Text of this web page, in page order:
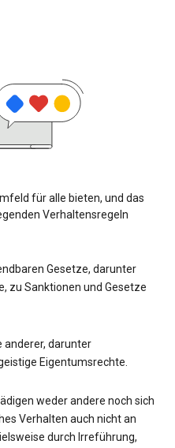
für alle bieten, und das
Verhaltensregeln
Gesetze, darunter
zu Sanktionen und Gesetze
anderer, darunter
Eigentumsrechte.
weder andere noch sich
Verhalten auch nicht an
durch Irreführung,